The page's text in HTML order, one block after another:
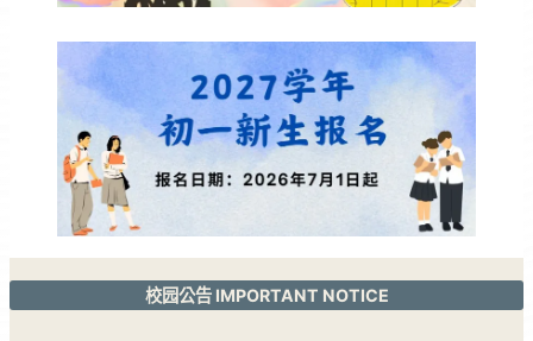
校园公告 IMPORTANT NOTICE